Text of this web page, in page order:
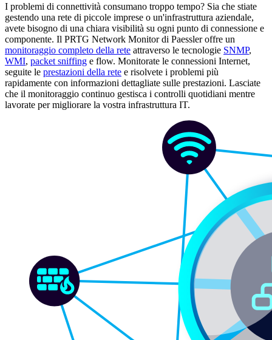
I problemi di connettività consumano troppo tempo? Sia che stiate
gestendo una rete di piccole imprese o un'infrastruttura aziendale,
avete bisogno di una chiara visibilità su ogni punto di connessione e
componente. Il PRTG Network Monitor di Paessler offre un
monitoraggio completo della rete attraverso le tecnologie SNMP,
WMI, packet sniffing e flow. Monitorate le connessioni Internet,
seguite le prestazioni della rete e risolvete i problemi più
rapidamente con informazioni dettagliate sulle prestazioni. Lasciate
che il monitoraggio continuo gestisca i controlli quotidiani mentre
lavorate per migliorare la vostra infrastruttura IT.